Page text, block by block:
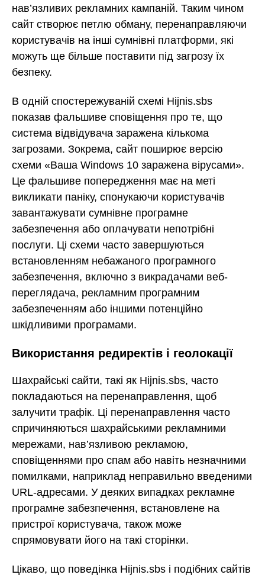
нав’язливих рекламних кампаній. Таким чином
сайт створює петлю обману, перенаправляючи
користувачів на інші сумнівні платформи, які
можуть ще більше поставити під загрозу їх
безпеку.
В одній спостережуваній схемі Hijnis.sbs
показав фальшиве сповіщення про те, що
система відвідувача заражена кількома
загрозами. Зокрема, сайт поширює версію
схеми «Ваша Windows 10 заражена вірусами».
Це фальшиве попередження має на меті
викликати паніку, спонукаючи користувачів
завантажувати сумнівне програмне
забезпечення або оплачувати непотрібні
послуги. Ці схеми часто завершуються
встановленням небажаного програмного
забезпечення, включно з викрадачами веб-
переглядача, рекламним програмним
забезпеченням або іншими потенційно
шкідливими програмами.
Використання редиректів і геолокації
Шахрайські сайти, такі як Hijnis.sbs, часто
покладаються на перенаправлення, щоб
залучити трафік. Ці перенаправлення часто
спричиняються шахрайськими рекламними
мережами, нав’язливою рекламою,
сповіщеннями про спам або навіть незначними
помилками, наприклад неправильно введеними
URL-адресами. У деяких випадках рекламне
програмне забезпечення, встановлене на
пристрої користувача, також може
спрямовувати його на такі сторінки.
Цікаво, що поведінка Hijnis.sbs і подібних сайтів